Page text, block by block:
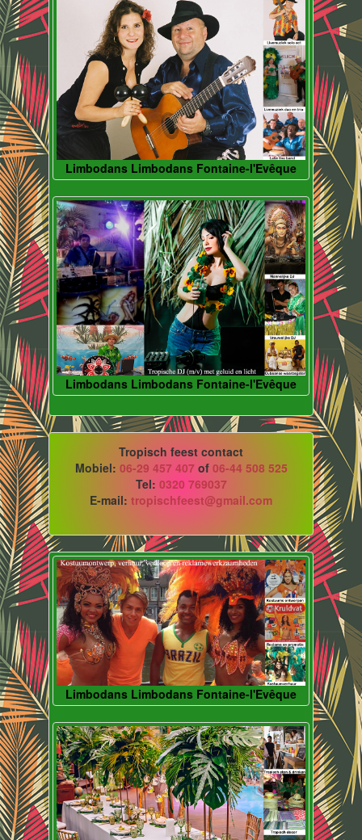
Limbodans Limbodans Fontaine-l'Evêque
Limbodans Limbodans Fontaine-l'Evêque
Tropisch feest contact
Mobiel: 06-29 457 407 of 06-44 508 525
Tel: 0320 769037
E-mail: tropischfeest@gmail.com
Limbodans Limbodans Fontaine-l'Evêque